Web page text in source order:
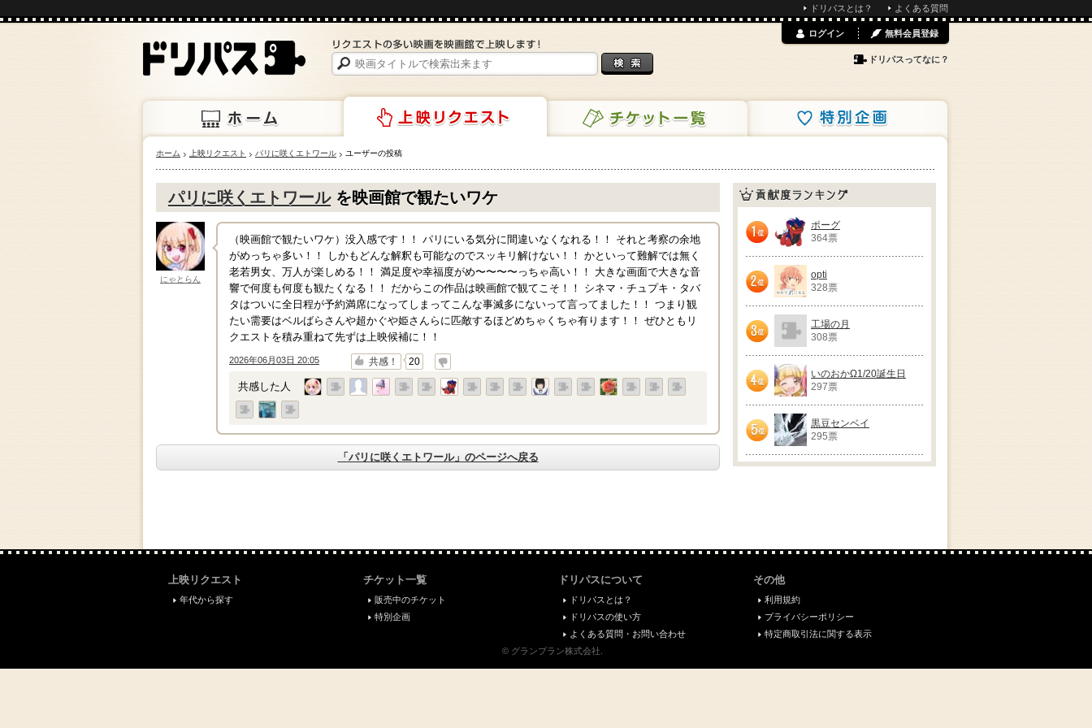
ドリパスとは？ よくある質問
ホーム 上映リクエスト チケット一覧 特別企画
ログイン 無料会員登録
ドリパスってなに？
ホーム 上映リクエスト パリに咲くエトワール ユーザーの投稿
パリに咲くエトワールを映画館で観たいワケ
にゃとらん
（映画館で観たいワケ）没入感です！！ パリにいる気分に間違いなくなれる！！ それと考察の余地
がめっちゃ多い！！ しかもどんな解釈も可能なのでスッキリ解けない！！ かといって難解では無く
老若男女、万人が楽しめる！！ 満足度や幸福度がめ〜〜〜〜っちゃ高い！！ 大きな画面で大きな音
響で何度も何度も観たくなる！！ だからこの作品は映画館で観てこそ！！ シネマ・チュプキ・タバ
タはついに全日程が予約満席になってしまってこんな事滅多にないって言ってました！！ つまり観
たい需要はベルばらさんや超かぐや姫さんらに匹敵するほどめちゃくちゃ有ります！！ ぜひともリ
クエストを積み重ねて先ずは上映候補に！！
2026年06月03日 20:05
↑ 共感！ 20
↓
共感した人
「パリに咲くエトワール」のページへ戻る
貢献度ランキング
1位
ポーグ
364票
2位
opti
328票
3位
工場の月
308票
4位
いのおかΩ1/20誕生日
297票
5位
黒豆センベイ
295票
上映リクエスト
年代から探す
チケット一覧
販売中のチケット
特別企画
ドリパスについて
ドリパスとは？
ドリパスの使い方
よくある質問・お問い合わせ
その他
利用規約
プライバシーポリシー
特定商取引法に関する表示
© グランプラン株式会社.